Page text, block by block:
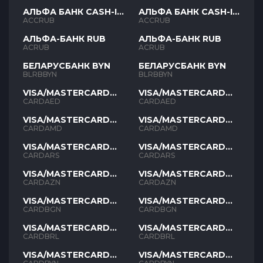
АЛЬФА БАНК CASH-IN
RUB
ACCRUB
АЛЬФА-БАНК RUB
ACRUB
БЕЛАРУСБАНК BYN
BLRBBYN
VISA/MASTERCARD
AED
CARDAED
VISA/MASTERCARD
AMD
CARDAMD
VISA/MASTERCARD
ARS
CARDARS
VISA/MASTERCARD
AZN
CARDAZN
VISA/MASTERCARD
BGN
CARDBGN
VISA/MASTERCARD
BRL
CARDBRL
VISA/MASTERCARD
АЛЬФА БАНК CASH-IN
RUB
ACCRUB
АЛЬФА-БАНК RUB
ACRUB
БЕЛАРУСБАНК BYN
BLRBBYN
VISA/MASTERCARD
AED
CARDAED
VISA/MASTERCARD
AMD
CARDAMD
VISA/MASTERCARD
ARS
CARDARS
VISA/MASTERCARD
AZN
CARDAZN
VISA/MASTERCARD
BGN
CARDBGN
VISA/MASTERCARD
BRL
CARDBRL
VISA/MASTERCARD